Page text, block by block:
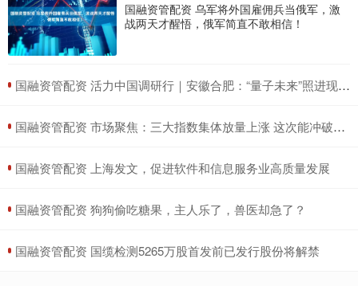
国融资管配资 乌军将外国雇佣兵当俄军，激
战两天才醒悟，俄军简直不敢相信！
​国融资管配资 活力中国调研行｜安徽合肥：“量子未来”照进现实_大皖新闻 | 安徽网
​国融资管配资 市场聚焦：三大指数集体放量上涨 这次能冲破3500点关口吗？
​国融资管配资 上海发文，促进软件和信息服务业高质量发展
​国融资管配资 狗狗偷吃糖果，主人乐了，兽医却急了？
​国融资管配资 国缆检测5265万股首发前已发行股份将解禁